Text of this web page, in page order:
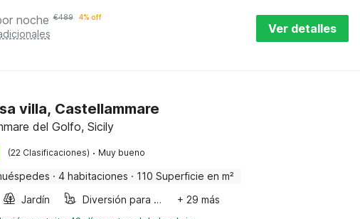
noche €489 4% off
Ver detalles
villa, Castellammare
del Golfo, Sicily
(22 Clasificaciones) · Muy bueno
· 4 habitaciones · 110 Superficie en m²
Jardín Diversión para niños
+ 29 más